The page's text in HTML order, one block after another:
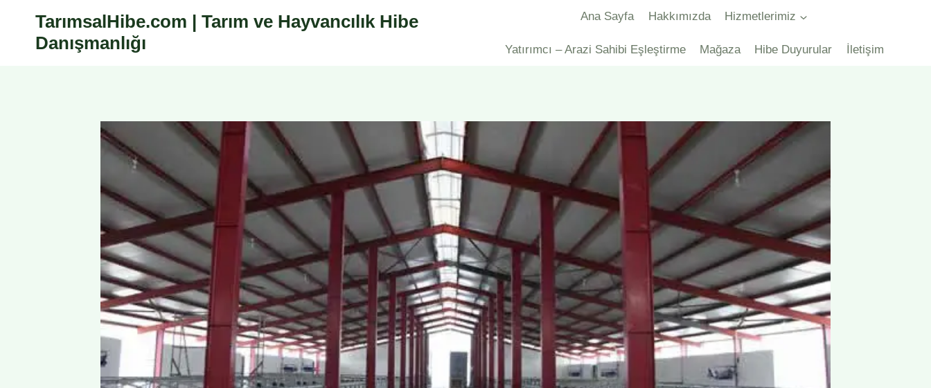
content
TarımsalHibe.com | Tarım ve Hayvancılık Hibe
Danışmanlığı
Ana Sayfa Hakkımızda Hizmetlerimiz
Yatırımcı – Arazi Sahibi Eşleştirme Mağaza Hibe Duyurular İletişim